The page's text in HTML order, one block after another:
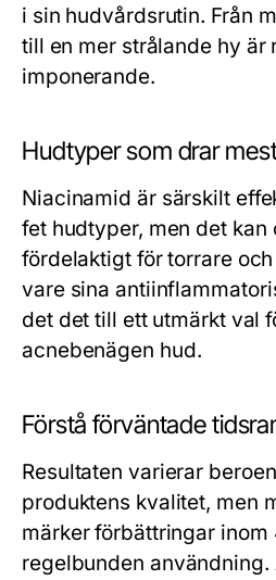
i sin hudvårdsrutin. Från
till en mer strålande hy är
imponerande.
Hudtyper som drar
Niacinamid är särskilt
fet hudtyper, men det kan
fördelaktigt för torrare
vare sina
det det till ett utmärkt val
acnebenägen hud.
Förstå förväntade
Resultaten varierar
produktens kvalitet, men
märker förbättringar
regelbunden